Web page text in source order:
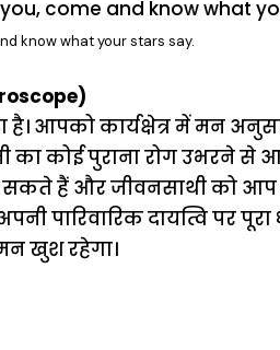
know what your stars say.
है। आपको कार्यक्षेत्र में मन
का कोई पुराना रोग उभरने से
सकते हैं और जीवनसाथी को
पारिवारिक दायत्वि पर
खुश रहेगा।